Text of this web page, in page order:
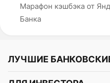
Марафон кэшбэка от
Банка
ЛУЧШИЕ
Альфа-Банк